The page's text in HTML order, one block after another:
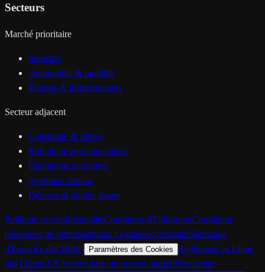
Secteurs
Marché prioritaire
Industrie
Automobile & mobilité
Énergie & infrastructures
Secteur adjacent
Logistique & flottes
Robotique agroalimentaire
Opérations maritimes
Systèmes urbains
Défense & double usage
Politique de confidentialitéConditions d'UtilisationConditions
Générales de VenteMentions LégalesAccessibilitéDemande
d'Exercice des Droits
Paramètres des Cookies Règlement en Ligne
des Litiges UE (ouvre dans un nouvel onglet)Newsletter